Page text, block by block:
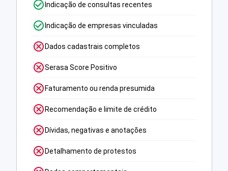
Indicação de consultas recentes
Indicação de empresas vinculadas
Dados cadastrais completos
Serasa Score Positivo
Faturamento ou renda presumida
Recomendação e limite de crédito
Dívidas, negativas e anotações
Detalhamento de protestos